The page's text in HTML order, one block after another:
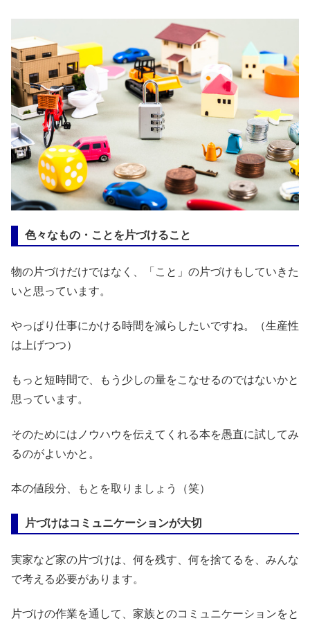
色々なもの・ことを片づけること
物の片づけだけではなく、「こと」の片づけもしていきた
いと思っています。
やっぱり仕事にかける時間を減らしたいですね。（生産性
は上げつつ）
もっと短時間で、もう少しの量をこなせるのではないかと
思っています。
そのためにはノウハウを伝えてくれる本を愚直に試してみ
るのがよいかと。
本の値段分、もとを取りましょう（笑）
片づけはコミュニケーションが大切
実家など家の片づけは、何を残す、何を捨てるを、みんな
で考える必要があります。
片づけの作業を通して、家族とのコミュニケーションをと